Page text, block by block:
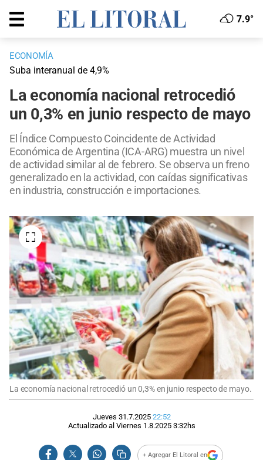
7.9°
ECONOMÍA
Suba interanual de 4,9%
La economía nacional retrocedió
un 0,3% en junio respecto de mayo
El Índice Compuesto Coincidente de Actividad
Económica de Argentina (ICA-ARG) muestra un nivel
de actividad similar al de febrero. Se observa un freno
generalizado en la actividad, con caídas significativas
en industria, construcción e importaciones.
La economía nacional retrocedió un 0,3% en junio respecto de mayo.
Jueves 31.7.2025 22:52
Actualizado al Viernes 1.8.2025 3:32hs
+ Agregar El Litoral en